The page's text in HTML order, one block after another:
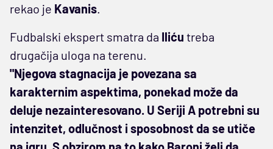
rekao je Kavanis.
Fudbalski ekspert smatra da Iliću treba
drugačija uloga na terenu.
"Njegova stagnacija je povezana sa
karakternim aspektima, ponekad može da
deluje nezainteresovano. U Seriji A potrebni su
intenzitet, odlučnost i sposobnost da se utiče